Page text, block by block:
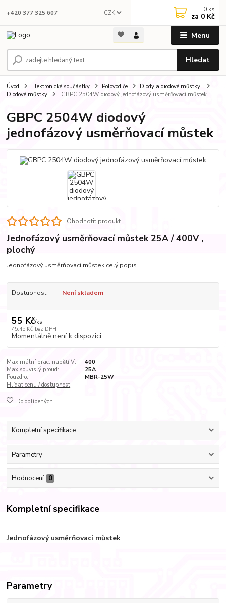
Menu
CZK
Hledat
+420 377 325 607 0 ks
za 0 Kč
Úvod Elektronické součástky Polovodiče
Diody a diodové můstky
Diodové můstky
GBPC 2504W diodový jednofázový usměrňovací můstek
GBPC 2504W diodový
jednofázový usměrňovací můstek
Ohodnotit produkt
Jednofázový usměrňovací můstek 25A / 400V ,
plochý
Jednofázový usměrňovací můstek celý popis
Dostupnost Není skladem
55 Kč/ks
45,45 Kč bez DPH
Momentálně není k dispozici
Maximální prac. napětí V:
400
Max.souvislý proud:
25A
Pouzdro:
MBR-25W
Hlídat cenu / dostupnost
Do oblíbených
Kompletní specifikace
Parametry
Hodnocení 0
Kompletní specifikace
Jednofázový usměrňovací můstek
Parametry